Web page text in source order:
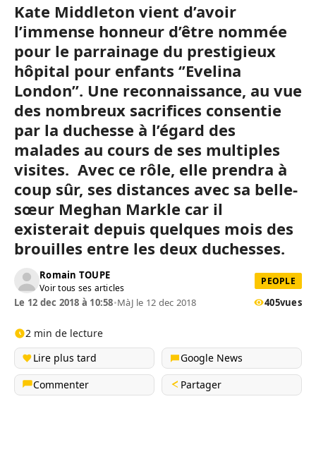
Kate Middleton vient d’avoir
l’immense honneur d’être nommée
pour le parrainage du prestigieux
hôpital pour enfants ‘’Evelina
London’’. Une reconnaissance, au vue
des nombreux sacrifices consentie
par la duchesse à l’égard des
malades au cours de ses multiples
visites. Avec ce rôle, elle prendra à
coup sûr, ses distances avec sa belle-
sœur Meghan Markle car il
existerait depuis quelques mois des
brouilles entre les deux duchesses.
Romain TOUPE
Voir tous ses articles
PEOPLE
Le 12 dec 2018 à 10:58•MàJ le 12 dec 2018 405vues
2 min de lecture
Lire plus tard
Google News
Commenter
Partager